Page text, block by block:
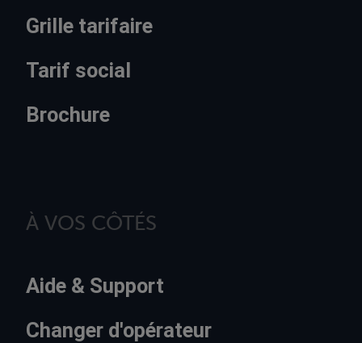
Grille tarifaire
Tarif social
Brochure
À VOS CÔTÉS
Aide & Support
Changer d'opérateur